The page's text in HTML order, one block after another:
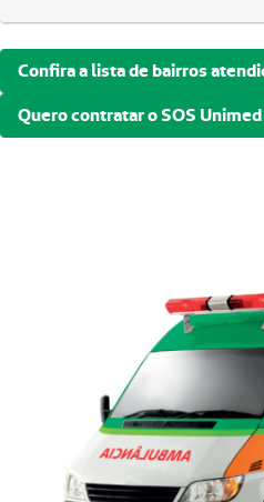
Confira a lista de bairros
Quero contratar o SOS Unimed